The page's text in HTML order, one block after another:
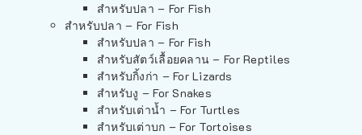
สำหรับปลา – For Fish
สำหรับปลา – For Fish
สำหรับปลา – For Fish
สำหรับสัตว์เลื้อยคลาน – For Reptiles
สำหรับกิ้งก่า – For Lizards
สำหรับงู – For Snakes
สำหรับเต่าน้ำ – For Turtles
สำหรับเต่าบก – For Tortoises